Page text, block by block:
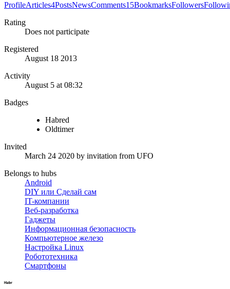
ProfileArticles4PostsNewsComments15BookmarksFollowers
Rating
Does not participate
Registered
August 18 2013
Activity
August 5 at 08:32
Badges
Habred
Oldtimer
Invited
March 24 2020 by invitation from UFO
Belongs to hubs
Android
DIY или Сделай сам
IT-компании
Веб-разработка
Гаджеты
Информационная безопасность
Компьютерное железо
Настройка Linux
Робототехника
Смартфоны